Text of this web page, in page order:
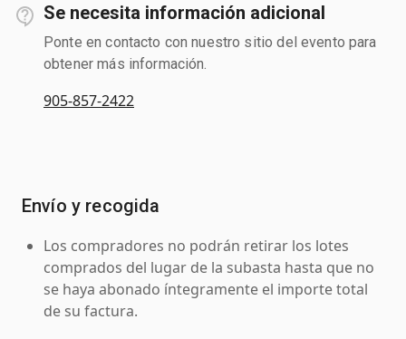
Se necesita información adicional
Ponte en contacto con nuestro sitio del evento para
obtener más información.
905-857-2422
Envío y recogida
Los compradores no podrán retirar los lotes
comprados del lugar de la subasta hasta que no
se haya abonado íntegramente el importe total
de su factura.